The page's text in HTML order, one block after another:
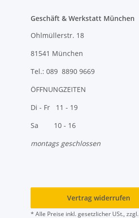
Geschäft & Werkstatt München
Ohlmüllerstr. 18
81541 München
Tel.: 089 8890 9669
ÖFFNUNGZEITEN
Di - Fr 11 - 19
Sa 10 - 16
montags geschlossen
Vertrag widerrufen
* Alle Preise inkl. gesetzlicher USt., zzgl.